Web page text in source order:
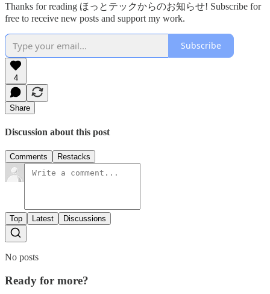
Thanks for reading ほっとテックからのお知らせ! Subscribe for
free to receive new posts and support my work.
Subscribe
4
Share
Discussion about this post
Comments Restacks
Top Latest Discussions
No posts
Ready for more?